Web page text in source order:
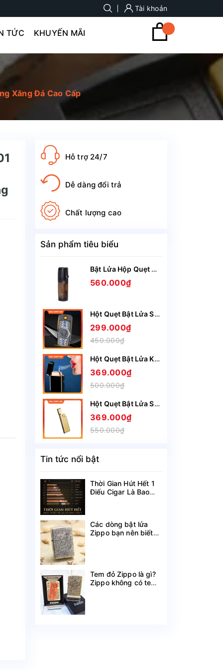
Tài khoản
TỨC KHUYẾN MÃI
Xăng Đá Cao Cấp
Hỗ trợ 24/7
Dễ dàng đổi trả
Chất lượng cao
Sản phẩm tiêu biểu
Bật Lửa Hộp Quẹt Gas Lubinski SK44 khò 3 tia nhìn rõ lượng gas, kèm theo đục Cigar cao cấp
560.000₫
Hột Quẹt Bật Lửa Sạc Điện USB Nắp Trượt SZ387 Kiêm Đồng Hồ Cầm Tay Nhỏ Gọn Tiện Lợi -Giao Màu Ngẫu Nhiên
299.000₫
450.000₫
Hột Quẹt Bật Lửa Khò Gas 1 Tia HT23 Cảm Ứng Lắc Tay Có Ô Quan Sát Gas - Giao Màu Ngẫu Nhiên
369.000₫
500.000₫
Hột Quẹt Bật Lửa Sạc Điện Honest BCZ4075 Siêu Mỏng Sạc Nhanh Chỉ Trong 5 Phút - Nhiều Màu
369.000₫
550.000₫
Tin tức nổi bật
Thời Gian Hút Hết 1
Điếu Cigar Là Bao
Các dòng bật lửa
Zippo bạn nên biết
Tem đỏ Zippo là gì?
Zippo không có tem